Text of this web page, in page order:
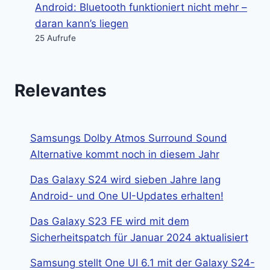
Android: Bluetooth funktioniert nicht mehr –
daran kann’s liegen
25 Aufrufe
Relevantes
Samsungs Dolby Atmos Surround Sound
Alternative kommt noch in diesem Jahr
Das Galaxy S24 wird sieben Jahre lang
Android- und One UI-Updates erhalten!
Das Galaxy S23 FE wird mit dem
Sicherheitspatch für Januar 2024 aktualisiert
Samsung stellt One UI 6.1 mit der Galaxy S24-